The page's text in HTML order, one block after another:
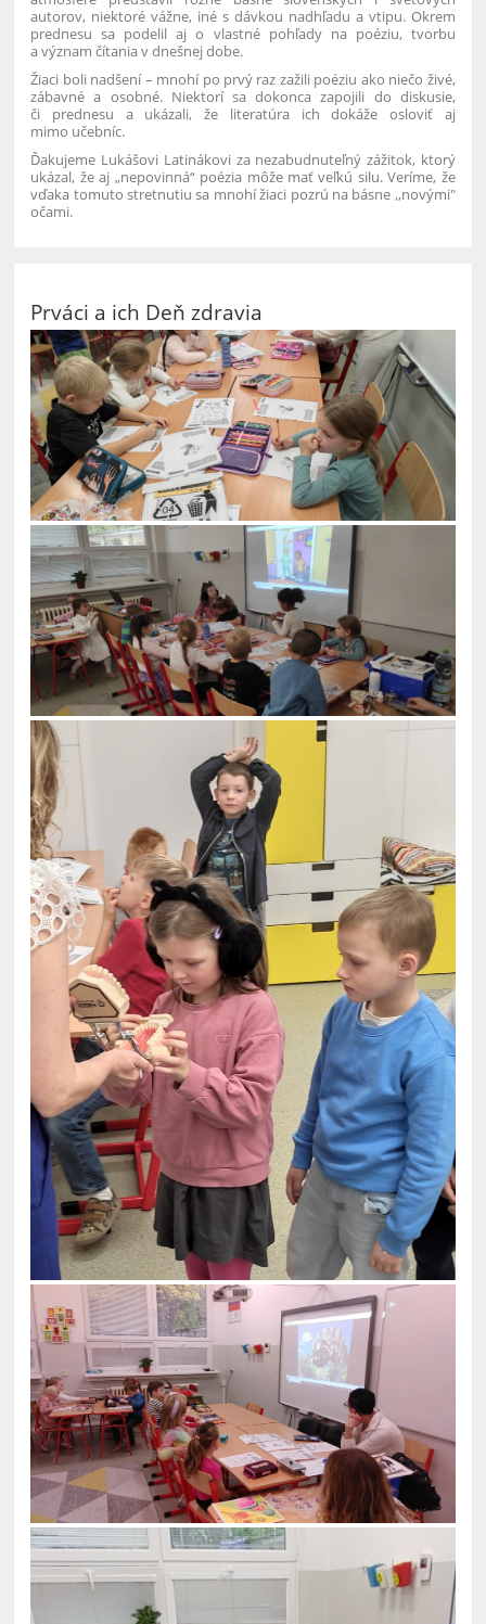
autorov, niektoré vážne, iné s dávkou nadhľadu a vtipu. Okrem
prednesu sa podelil aj o vlastné pohľady na poéziu, tvorbu
a význam čítania v dnešnej dobe.
Žiaci boli nadšení – mnohí po prvý raz zažili poéziu ako niečo živé,
zábavné a osobné. Niektorí sa dokonca zapojili do diskusie,
či prednesu a ukázali, že literatúra ich dokáže osloviť aj
mimo učebníc.
Ďakujeme Lukášovi Latinákovi za nezabudnuteľný zážitok, ktorý
ukázal, že aj „nepovinná“ poézia môže mať veľkú silu. Veríme, že
vďaka tomuto stretnutiu sa mnohí žiaci pozrú na básne ,,novými"
očami.
Prváci a ich Deň zdravia